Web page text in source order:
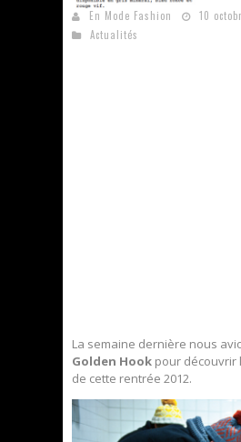
En Mode Fashion
10
Actualités
La semaine dernière nous
Golden Hook pour découvrir
de cette rentrée 2012.